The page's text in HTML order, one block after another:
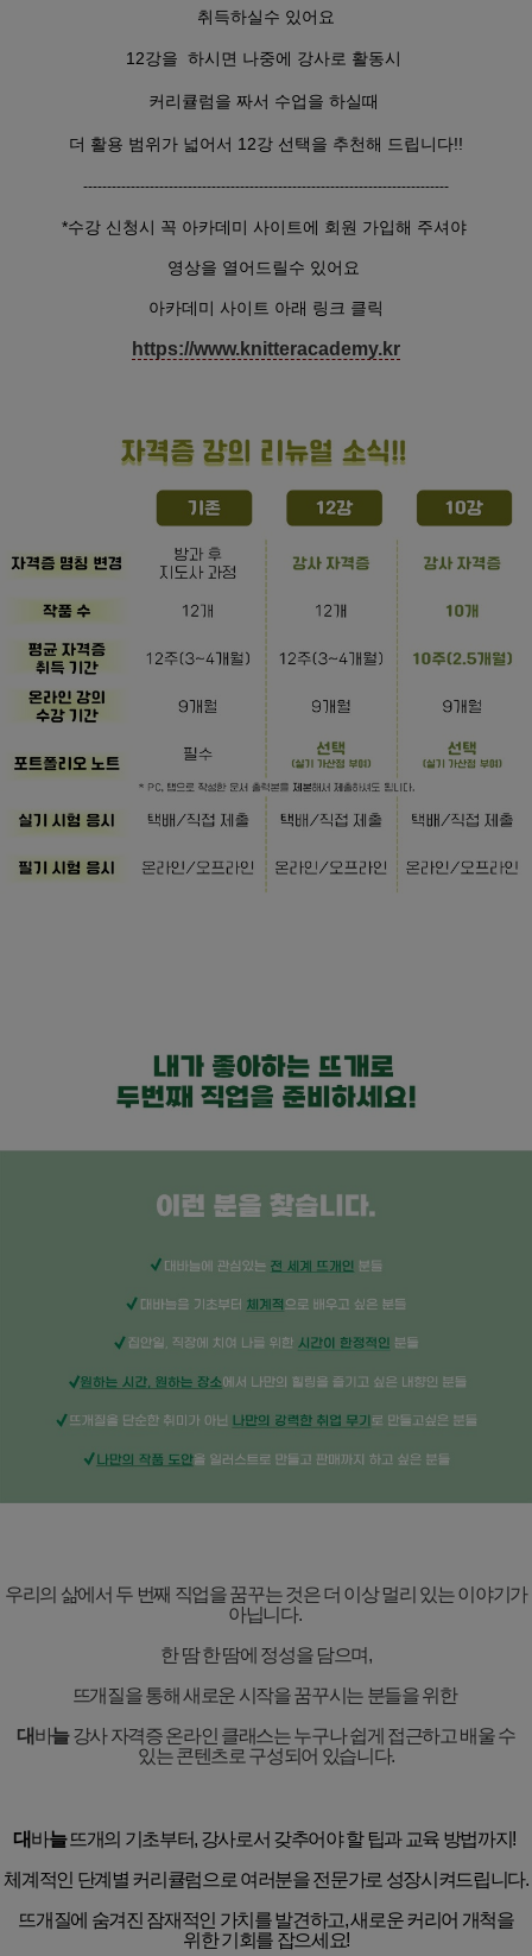
취득하실수 있어요
12강을 하시면 나중에 강사로 활동시
커리큘럼을 짜서 수업을 하실때
더 활용 범위가 넓어서 12강 선택을 추천해 드립니다!!
-----------------------------------------------------------------------------
*수강 신청시 꼭 아카데미 사이트에 회원 가입해 주셔야
영상을 열어드릴수 있어요
아카데미 사이트 아래 링크 클릭
https://www.knitteracademy.kr
우리의 삶에서 두 번째 직업을 꿈꾸는 것은 더 이상 멀리 있는 이야기가
아닙니다.
한 땀 한 땀에 정성을 담으며,
뜨개질을 통해 새로운 시작을 꿈꾸시는 분들을 위한
대바늘 강사 자격증 온라인 클래스는 누구나 쉽게 접근하고 배울 수
있는 콘텐츠로 구성되어 있습니다.
대바늘 뜨개의 기초부터, 강사로서 갖추어야 할 팁과 교육 방법까지 !
체계적인 단계별 커리큘럼으로 여러분을 전문가로 성장시켜드립니다.
뜨개질에 숨겨진 잠재적인 가치를 발견하고,새로운 커리어 개척을
위한 기회를 잡으세요!